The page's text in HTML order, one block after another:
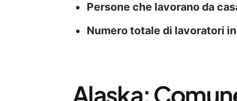
Persone che lavorano da
Numero totale di lavoratori
Alaska: